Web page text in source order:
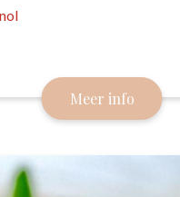
cru onder de geitenkaasjes.
Meer info